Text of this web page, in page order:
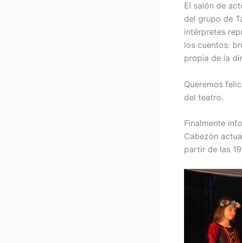
El salón de
del grupo de
intérpretes
los cuentos:
propia de la
Queremos
del teatro.
Finalmente
Cabezón
partir de las